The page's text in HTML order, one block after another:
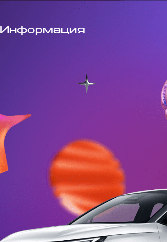
Информация